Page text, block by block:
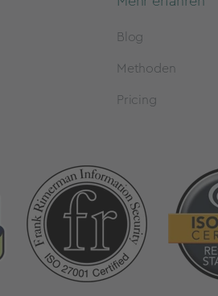
Blog
Methoden
Pricing